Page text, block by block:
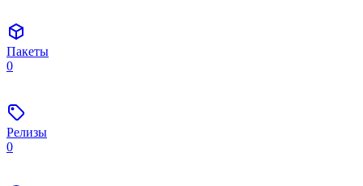
Пакеты
0
Релизы
0